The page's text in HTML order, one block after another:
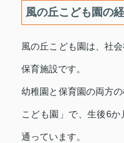
風の丘こども園の
風の丘こども園は、社
保育施設です。
幼稚園と保育園の両方
こども園」で、生後6
通っています。